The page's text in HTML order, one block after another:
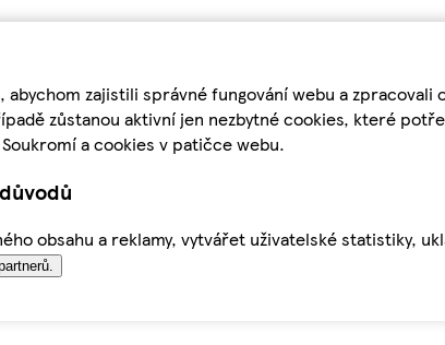
zajistili správné fungování webu a
zůstanou aktivní jen nezbytné cookies, které
a cookies v patičce webu.
obsahu a reklamy, vytvářet uživatelské statistiky,